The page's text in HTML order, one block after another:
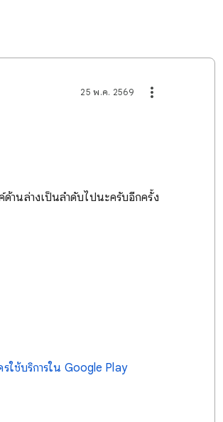
25 พ.ค. 2569
านล่างเป็นลำดับไปนะครับอีกครั้ง
ใช้บริการใน Google Play